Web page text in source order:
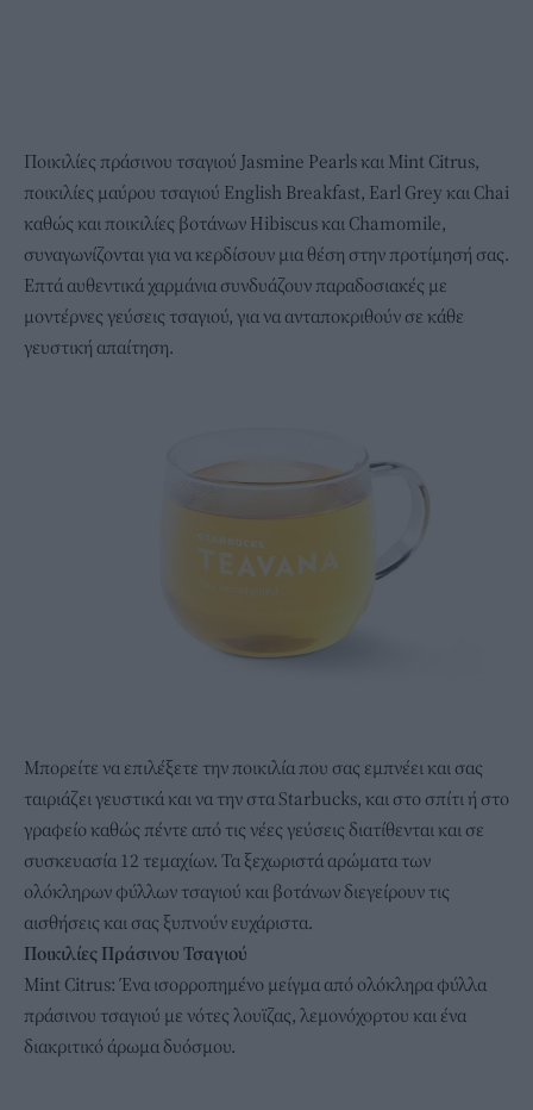
Ποικιλίες πράσινου τσαγιού Jasmine Pearls και Mint Citrus,
ποικιλίες μαύρου τσαγιού English Breakfast, Earl Grey και Chai
καθώς και ποικιλίες βοτάνων Hibiscus και Chamomile,
συναγωνίζονται για να κερδίσουν μια θέση στην προτίμησή σας.
Επτά αυθεντικά χαρμάνια συνδυάζουν παραδοσιακές με
μοντέρνες γεύσεις τσαγιού, για να ανταποκριθούν σε κάθε
γευστική απαίτηση.
Μπορείτε να επιλέξετε την ποικιλία που σας εμπνέει και σας
ταιριάζει γευστικά και να την στα Starbucks, και στο σπίτι ή στο
γραφείο καθώς πέντε από τις νέες γεύσεις διατίθενται και σε
συσκευασία 12 τεμαχίων. Τα ξεχωριστά αρώματα των
ολόκληρων φύλλων τσαγιού και βοτάνων διεγείρουν τις
αισθήσεις και σας ξυπνούν ευχάριστα.
Ποικιλίες Πράσινου Τσαγιού
Mint Citrus: Ένα ισορροπημένο μείγμα από ολόκληρα φύλλα
πράσινου τσαγιού με νότες λουϊζας, λεμονόχορτου και ένα
διακριτικό άρωμα δυόσμου.